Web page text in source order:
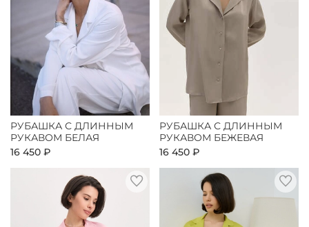
РУБАШКА С ДЛИННЫМ
РУКАВОМ БЕЛАЯ
16 450 ₽
РУБАШКА С ДЛИННЫМ
РУКАВОМ БЕЖЕВАЯ
16 450 ₽